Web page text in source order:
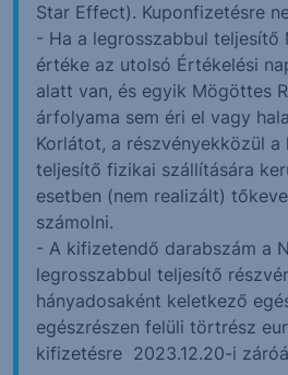
Star Effect). Kuponfizetésre
- Ha a legrosszabbul teljesítő
értéke az utolsó Értékelési
alatt van, és egyik Mögöttes
árfolyama sem éri el vagy
Korlátot, a részvényekközül a
teljesítő fizikai szállítására
esetben (nem realizált)
számolni.
- A kifizetendő darabszám a
legrosszabbul teljesítő
hányadosaként keletkező
egészrészen felüli törtrész
kifizetésre 2023.12.20-i